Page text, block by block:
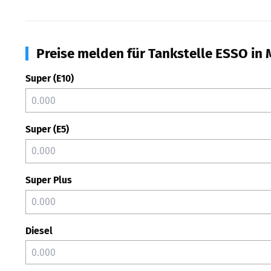
Preise melden für Tankstelle ESSO in
Super (E10)
Super (E5)
Super Plus
Diesel